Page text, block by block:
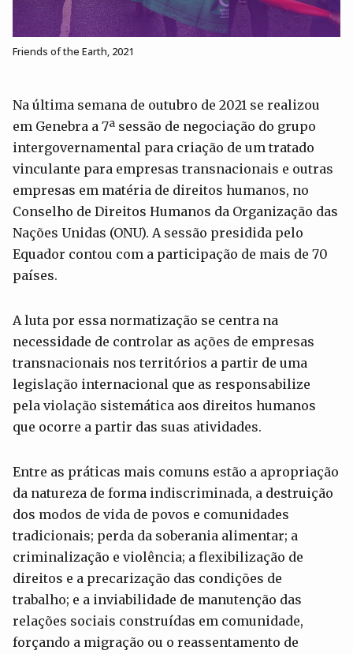
Friends of the Earth, 2021
Na última semana de outubro de 2021 se realizou
em Genebra a 7ª sessão de negociação do grupo
intergovernamental para criação de um tratado
vinculante para empresas transnacionais e outras
empresas em matéria de direitos humanos, no
Conselho de Direitos Humanos da Organização das
Nações Unidas (ONU). A sessão presidida pelo
Equador contou com a participação de mais de 70
países.
A luta por essa normatização se centra na
necessidade de controlar as ações de empresas
transnacionais nos territórios a partir de uma
legislação internacional que as responsabilize
pela violação sistemática aos direitos humanos
que ocorre a partir das suas atividades.
Entre as práticas mais comuns estão a apropriação
da natureza de forma indiscriminada, a destruição
dos modos de vida de povos e comunidades
tradicionais; perda da soberania alimentar; a
criminalização e violência; a flexibilização de
direitos e a precarização das condições de
trabalho; e a inviabilidade de manutenção das
relações sociais construídas em comunidade,
forçando a migração ou o reassentamento de